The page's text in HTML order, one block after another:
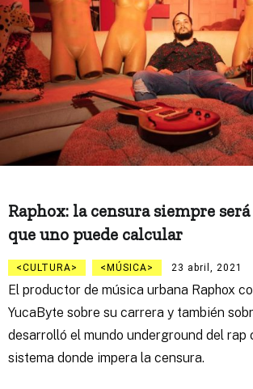
Raphox: la censura siempre
que uno puede calcular
CULTURA MÚSICA 23 abril, 2021
El productor de música urbana Raphox
YucaByte sobre su carrera y también
desarrolló el mundo underground del rap
sistema donde impera la censura.